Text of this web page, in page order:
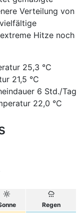
Verteilung von
Hitze noch
25,3 °C
21,5 °C
6 Std./Tag
22,0 °C
Regen